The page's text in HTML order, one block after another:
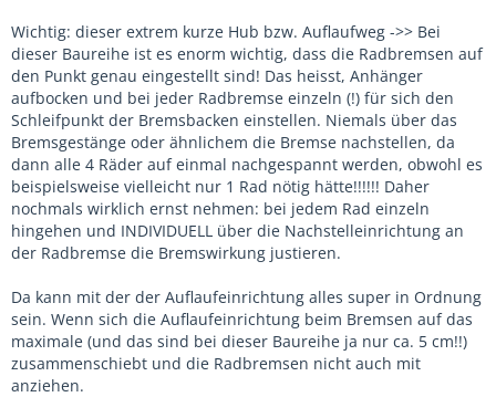
Wichtig: dieser extrem kurze Hub bzw. Auflaufweg ->> Bei
dieser Baureihe ist es enorm wichtig, dass die Radbremsen auf
den Punkt genau eingestellt sind! Das heisst, Anhänger
aufbocken und bei jeder Radbremse einzeln (!) für sich den
Schleifpunkt der Bremsbacken einstellen. Niemals über das
Bremsgestänge oder ähnlichem die Bremse nachstellen, da
dann alle 4 Räder auf einmal nachgespannt werden, obwohl es
beispielsweise vielleicht nur 1 Rad nötig hätte!!!!!! Daher
nochmals wirklich ernst nehmen: bei jedem Rad einzeln
hingehen und INDIVIDUELL über die Nachstelleinrichtung an
der Radbremse die Bremswirkung justieren.
Da kann mit der der Auflaufeinrichtung alles super in Ordnung
sein. Wenn sich die Auflaufeinrichtung beim Bremsen auf das
maximale (und das sind bei dieser Baureihe ja nur ca. 5 cm!!)
zusammenschiebt und die Radbremsen nicht auch mit
anziehen.